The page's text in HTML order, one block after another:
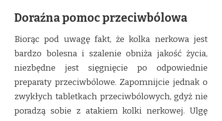
Doraźna pomoc przeciwbólowa
Biorąc pod uwagę fakt, że kolka nerkowa jest
bardzo bolesna i szalenie obniża jakość życia,
niezbędne jest sięgnięcie po odpowiednie
preparaty przeciwbólowe. Zapomnijcie jednak o
zwykłych tabletkach przeciwbólowych, gdyż nie
poradzą sobie z atakiem kolki nerkowej. Ulgę